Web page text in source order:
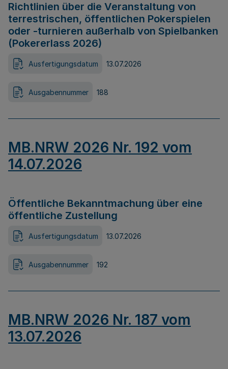
Richtlinien über die Veranstaltung von
terrestrischen, öffentlichen Pokerspielen
oder -turnieren außerhalb von Spielbanken
(Pokererlass 2026)
Ausfertigungsdatum 13.07.2026
Ausgabennummer 188
MB.NRW 2026 Nr. 192 vom
14.07.2026
Öffentliche Bekanntmachung über eine
öffentliche Zustellung
Ausfertigungsdatum 13.07.2026
Ausgabennummer 192
MB.NRW 2026 Nr. 187 vom
13.07.2026